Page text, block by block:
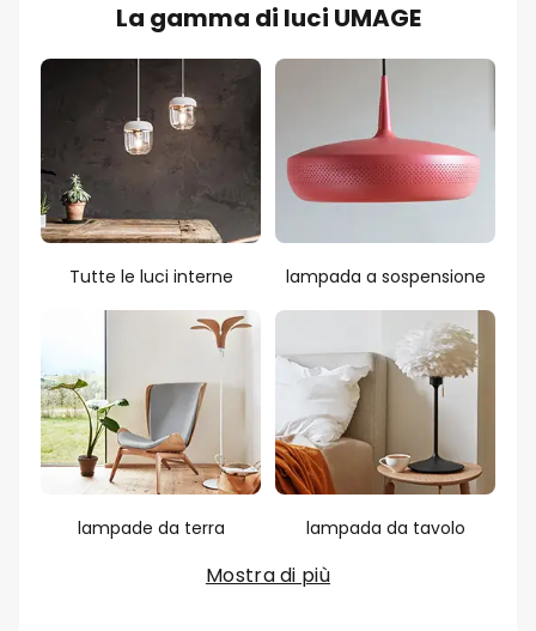
La gamma di luci UMAGE
Tutte le luci interne lampada a sospensione
lampade da terra lampada da tavolo
Mostra di più